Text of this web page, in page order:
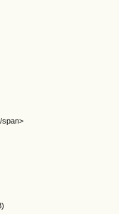
span>